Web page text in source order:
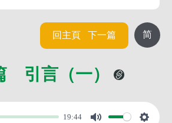
简
回主頁 下一篇
引言（一）
19:44